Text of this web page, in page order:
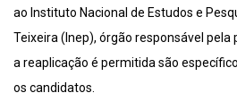
ao Instituto Nacional de Estudos e
Teixeira (Inep), órgão responsável pela
a reaplicação é permitida são
os candidatos.